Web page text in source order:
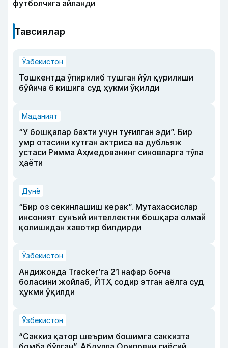
футболчига айланди
Тавсиялар
Ўзбекистон
Тошкентда ўпирилиб тушган йўл қурилиши
бўйича 6 кишига суд ҳукми ўқилди
Маданият
“У бошқалар бахти учун туғилган эди”. Бир
умр отасини кутган актриса ва дубльяж
устаси Римма Аҳмедованинг синовларга тўла
ҳаёти
Дунё
“Бир оз секинлашиш керак”. Мутахассислар
инсоният сунъий интеллектни бошқара олмай
қолишидан хавотир билдирди
Ўзбекистон
Андижонда Tracker’га 21 нафар боғча
боласини жойлаб, ЙТҲ содир этган аёлга суд
ҳукми ўқилди
Ўзбекистон
“Саккиз қатор шеърим бошимга саккизта